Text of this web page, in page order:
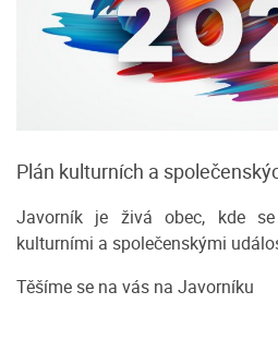
Plán kulturních a
Javorník je živá obec, kde
kulturními a společenskými
Těšíme se na vás na Javorníku